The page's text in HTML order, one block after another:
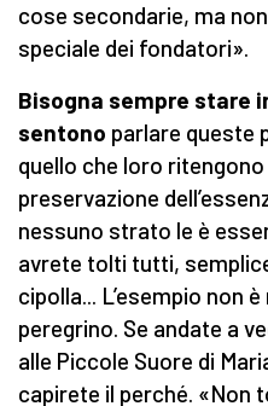
cose secondarie, ma
speciale dei fondatori».
Bisogna sempre stare
sentono parlare queste
quello che loro
preservazione
nessuno strato le è
avrete tolti tutti,
cipolla... L’esempio non
peregrino. Se andate a
alle Piccole Suore di
capirete il perché.